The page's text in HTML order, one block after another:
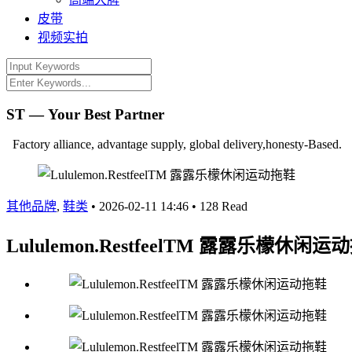
皮带
视频实拍
ST — Your Best Partner
Factory alliance, advantage supply, global delivery,honesty-Based.
其他品牌, 鞋类 • 2026-02-11 14:46 • 128 Read
Lululemon.RestfeelTM 露露乐檬休闲运